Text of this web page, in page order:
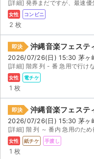
AIに質問する
よくある質問
お知らせ
女性 コンビニ
2 枚
即決 沖縄音楽フェス
2026/07/26(日) 15:30 茅ヶ
女性 電チケ
1 枚
即決 沖縄音楽フェス
2026/07/26(日) 15:30 茅ヶ
女性 紙チケ 手渡し
1 枚